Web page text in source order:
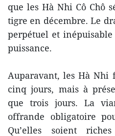
que les Hà Nhi Cô Chô
tigre en décembre. Le
perpétuel et
puissance.
Auparavant, les Hà Nhi
cinq jours, mais à
que trois jours. La
offrande obligatoire
Qu’elles soient